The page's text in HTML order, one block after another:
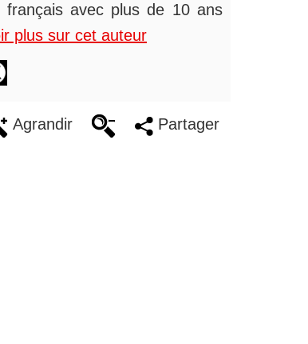
avec plus de 10 ans
plus sur cet auteur
Agrandir Partager